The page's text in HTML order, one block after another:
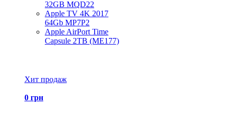
32GB MQD22
Apple TV 4K 2017
64Gb MP7P2
Apple AirPort Time
Capsule 2TB (ME177)
Хит продаж
0 грн